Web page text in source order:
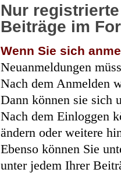
Nur
Beiträge im
Wenn Sie sich
Neuanmeldungen
Nach dem Anmelden
Dann können sie sich
Nach dem Einloggen
ändern oder weitere
Ebenso können Sie
unter jedem Ihrer